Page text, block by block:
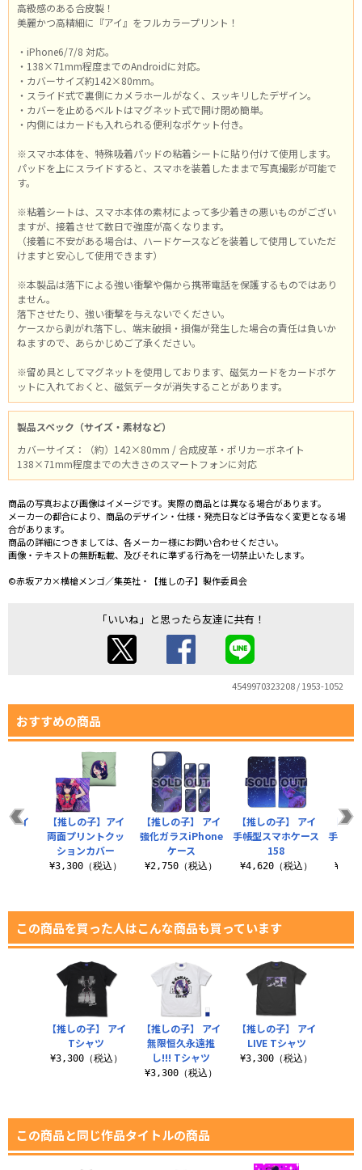
高級感のある合皮製！
美麗かつ高精細に『アイ』をフルカラープリント！
・iPhone6/7/8 対応。
・138×71mm程度までのAndroidに対応。
・カバーサイズ約142×80mm。
・スライド式で裏側にカメラホールがなく、スッキリしたデザイン。
・カバーを止めるベルトはマグネット式で開け閉め簡単。
・内側にはカードも入れられる便利なポケット付き。
※スマホ本体を、特殊吸着パッドの粘着シートに貼り付けて使用します。
パッドを上にスライドすると、スマホを装着したままで写真撮影が可能で
す。
※粘着シートは、スマホ本体の素材によって多少着きの悪いものがござい
ますが、接着させて数日で強度が高くなります。
（接着に不安がある場合は、ハードケースなどを装着して使用していただ
けますと安心して使用できます）
※本製品は落下による強い衝撃や傷から携帯電話を保護するものではあり
ません。
落下させたり、強い衝撃を与えないでください。
ケースから剥がれ落下し、端末破損・損傷が発生した場合の責任は負いか
ねますので、あらかじめご了承ください。
※留め具としてマグネットを使用しております、磁気カードをカードポケ
ットに入れておくと、磁気データが消失することがあります。
製品スペック（サイズ・素材など）
カバーサイズ：（約）142×80mm / 合成皮革・ポリカーボネイト
138×71mm程度までの大きさのスマートフォンに対応
商品の写真および画像はイメージです。実際の商品とは異なる場合があります。
メーカーの都合により、商品のデザイン・仕様・発売日などは予告なく変更となる場
合があります。
商品の詳細につきましては、各メーカー様にお問い合わせください。
画像・テキストの無断転載、及びそれに準ずる行為を一切禁止いたします。
©赤坂アカ×横槍メンゴ／集英社・【推しの子】製作委員会
「いいね」と思ったら友達に共有！
4549970323208 / 1953-1052
おすすめの商品
【推しの子】 アイ
強化ガラスiPhone
ケース
¥2,750（税込）
【推しの子】 アイ
手帳型スマホケース
158
¥4,620（税込）
【推
手帳型
アイ
【推しの子】アイ
両面プリントクッ
ションカバー
¥3,300（税込）
この商品を買った人はこんな商品も買っています
【推しの子】 アイ
無限恒久永遠推
し!!! Tシャツ
¥3,300（税込）
【推しの子】 アイ
LIVE Tシャツ
¥3,300（税込）
【推しの子】 アイ
Tシャツ
¥3,300（税込）
この商品と同じ作品タイトルの商品